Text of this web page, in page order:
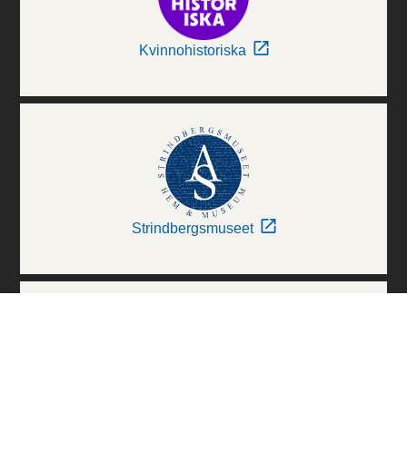
Kvinnohistoriska
Strindbergsmuseet